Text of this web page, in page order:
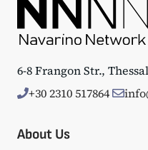
6-8 Frangon Str.,
+30 2310 517864
About Us